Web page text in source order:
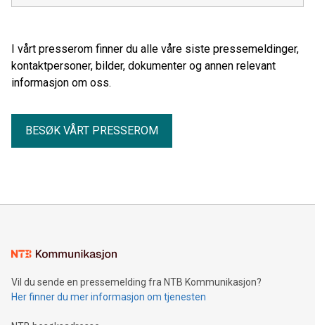
I vårt presserom finner du alle våre siste pressemeldinger,
kontaktpersoner, bilder, dokumenter og annen relevant
informasjon om oss.
BESØK VÅRT PRESSEROM
Vil du sende en pressemelding fra NTB Kommunikasjon?
Her finner du mer informasjon om tjenesten